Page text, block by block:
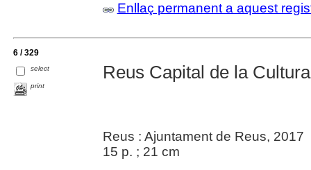
Enllaç permanent a aquest
6 / 329
select
print
Reus Capital de la
Reus : Ajuntament de Reus, 2017
15 p. ; 21 cm